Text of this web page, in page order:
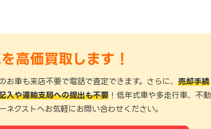
高価買取します！
車も来店不要で電話で査定できます。さらに、 売却手続
入や運輸支局への提出も不要 ！低年式車や多走行車、不動
クストへお気軽にお問い合わせください。